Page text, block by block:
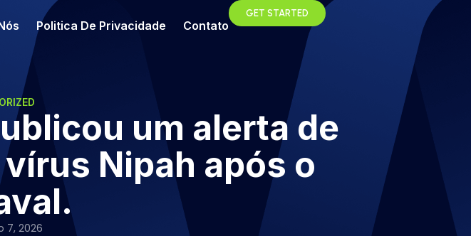
Politica De Privacidade Contato
GET STARTED
um alerta de
Nipah após o
7, 2026